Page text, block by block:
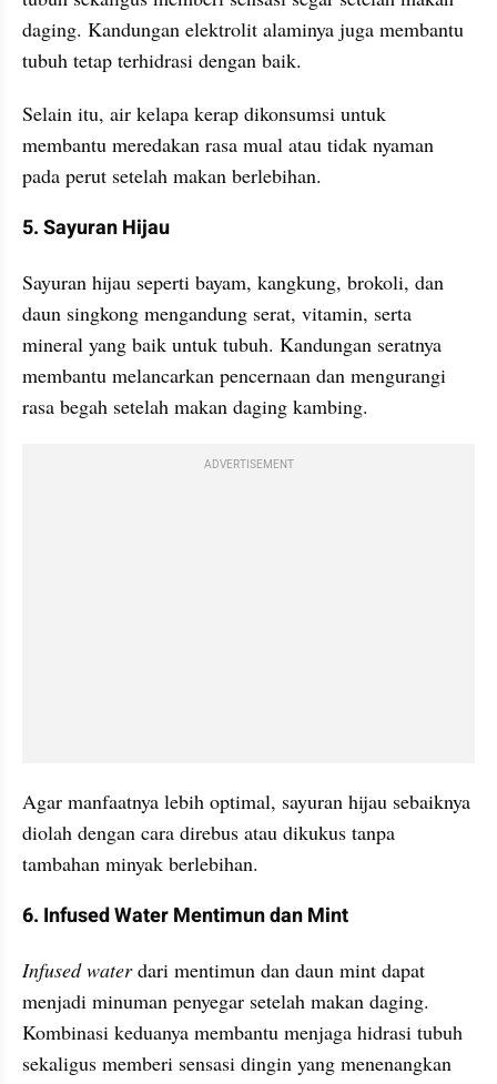
daging. Kandungan elektrolit alaminya juga membantu
tubuh tetap terhidrasi dengan baik.
Selain itu, air kelapa kerap dikonsumsi untuk
membantu meredakan rasa mual atau tidak nyaman
pada perut setelah makan berlebihan.
5. Sayuran Hijau
Sayuran hijau seperti bayam, kangkung, brokoli, dan
daun singkong mengandung serat, vitamin, serta
mineral yang baik untuk tubuh. Kandungan seratnya
membantu melancarkan pencernaan dan mengurangi
rasa begah setelah makan daging kambing.
ADVERTISEMENT
Agar manfaatnya lebih optimal, sayuran hijau sebaiknya
diolah dengan cara direbus atau dikukus tanpa
tambahan minyak berlebihan.
6. Infused Water Mentimun dan Mint
Infused water dari mentimun dan daun mint dapat
menjadi minuman penyegar setelah makan daging.
Kombinasi keduanya membantu menjaga hidrasi tubuh
sekaligus memberi sensasi dingin yang menenangkan